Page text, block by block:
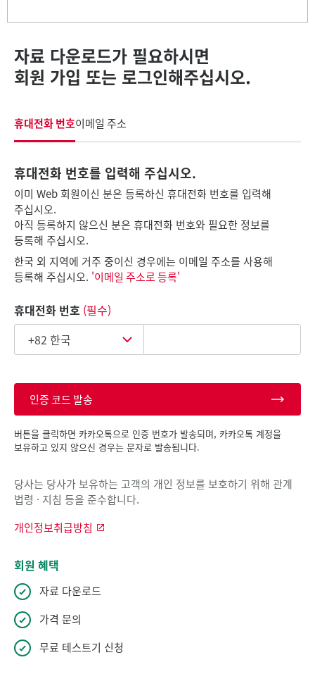
자료 다운로드가 필요하시면
회원 가입 또는 로그인해주십시오.
휴대전화 번호이메일 주소
휴대전화 번호를 입력해 주십시오.
이미 Web 회원이신 분은 등록하신 휴대전화 번호를 입력해
주십시오.
아직 등록하지 않으신 분은 휴대전화 번호와 필요한 정보를
등록해 주십시오.
한국 외 지역에 거주 중이신 경우에는 이메일 주소를 사용해
등록해 주십시오. '이메일 주소로 등록'
휴대전화 번호 (필수)
인증 코드 발송
버튼을 클릭하면 카카오톡으로 인증 번호가 발송되며, 카카오톡 계정을
보유하고 있지 않으신 경우는 문자로 발송됩니다.
당사는 당사가 보유하는 고객의 개인 정보를 보호하기 위해 관계
법령 · 지침 등을 준수합니다.
개인정보취급방침
회원 혜택
자료 다운로드
가격 문의
무료 테스트기 신청